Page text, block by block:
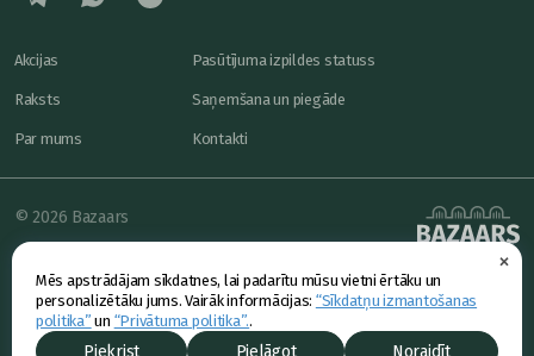
×
Mēs apstrādājam sīkdatnes, lai padarītu mūsu vietni ērtāku un
personalizētāku jums. Vairāk informācijas: “Sīkdatņu izmantošanas
politika” un “Privātuma politika”..
Piekrist Pielāgot Noraidīt
Akcijas
Raksts
Par mums
Pasūtījuma izpildes statuss
Saņemšana un piegāde
Kontakti
powered by
© 2026 Bazaars
Konfidencialitāte
Piedāvājums